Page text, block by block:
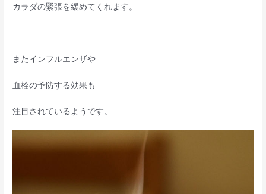
カラダの緊張を緩めてくれます。
またインフルエンザや
血栓の予防する効果も
注目されているようです。